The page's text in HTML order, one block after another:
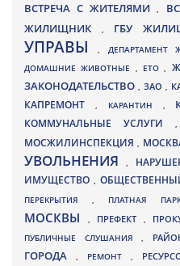
ВСТРЕЧА С ЖИТЕЛЯМИ,
ЖИЛИЩНИК
, ГБУ
УПРАВЫ, ДЕПАРТАМЕНТ
ДОМАШНИЕ ЖИВОТНЫЕ , ЕТО,
ЗАКОНОДАТЕЛЬСТВО , ЗАО ,
КАПРЕМОНТ , КАРАНТИН ,
КОММУНАЛЬНЫЕ УСЛУГИ
МОСЖИЛИНСПЕКЦИЯ,
УВОЛЬНЕНИЯ,
ИМУЩЕСТВО ,
ПЕРЕКРЫТИЯ , ПЛАТНАЯ
МОСКВЫ
, ПРЕФЕКТ ,
ПУБЛИЧНЫЕ СЛУШАНИЯ ,
ГОРОДА
, РЕМОНТ ,